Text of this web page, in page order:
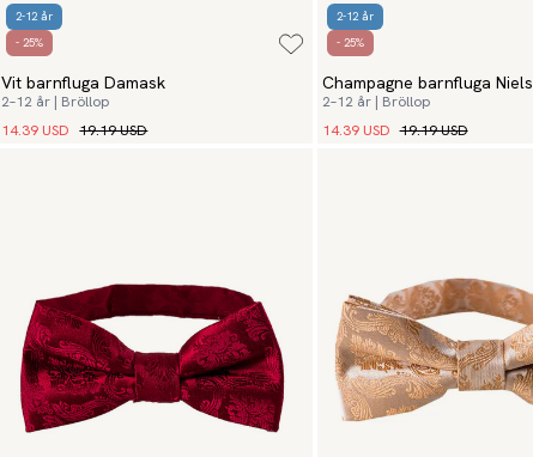
2-12 år
- 25%
Vit barnfluga Damask
2–12 år | Bröllop
14.39 USD 19.19 USD
2-12 år
- 25%
Champagne barnfluga Niels
2–12 år | Bröllop
14.39 USD 19.19 USD